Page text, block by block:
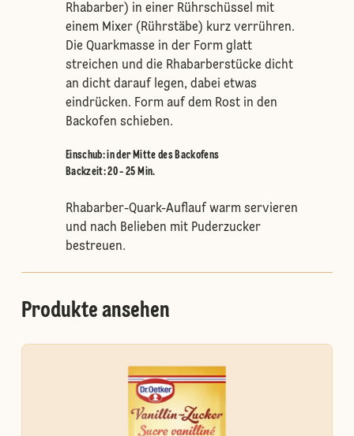
Rhabarber) in einer Rührschüssel mit
einem Mixer (Rührstäbe) kurz verrühren.
Die Quarkmasse in der Form glatt
streichen und die Rhabarberstücke dicht
an dicht darauf legen, dabei etwas
eindrücken. Form auf dem Rost in den
Backofen schieben.
Einschub:in der Mitte des Backofens
Backzeit: 20 - 25 Min.
Rhabarber-Quark-Auflauf warm servieren
und nach Belieben mit Puderzucker
bestreuen.
Produkte ansehen